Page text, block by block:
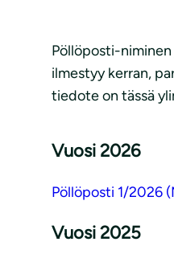
Pöllöposti-
ilmestyy kerran,
tiedote on tässä
Vuosi 2026
Pöllöposti 1/2026
Vuosi 2025